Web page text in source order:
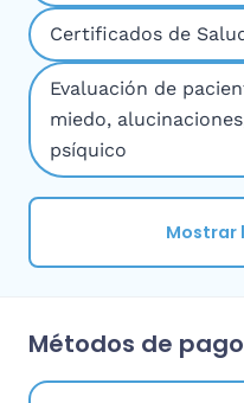
Certificados de
Evaluación de
miedo,
psíquico
Mostrar
Métodos de